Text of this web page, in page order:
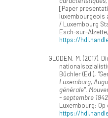
[Paper
luxembourgeois
/ Luxembourg
Esch-sur-
https://
GLODEN, M. (2017).
Büchler (Ed.),
Luxemburg,
générale".
- septembre 1942
Luxembourg: Op
https://